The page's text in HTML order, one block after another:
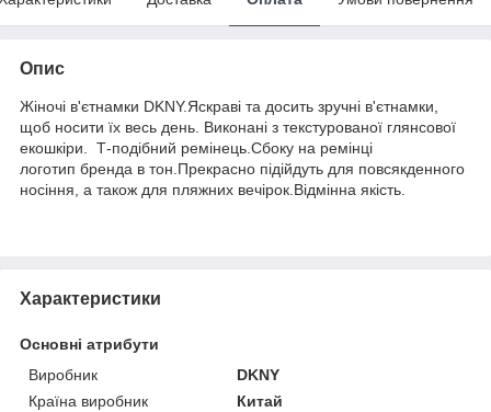
Опис
Жіночі в'єтнамки DKNY.Яскраві та досить зручні в'єтнамки,
щоб носити їх весь день. Виконані з текстурованої глянсової
екошкіри. Т-подібний ремінець.Сбоку на ремінці
логотип бренда в тон.Прекрасно підійдуть для повсякденного
носіння, а також для пляжних вечірок.Відмінна якість.
Характеристики
Основні атрибути
Виробник
DKNY
Країна виробник
Китай